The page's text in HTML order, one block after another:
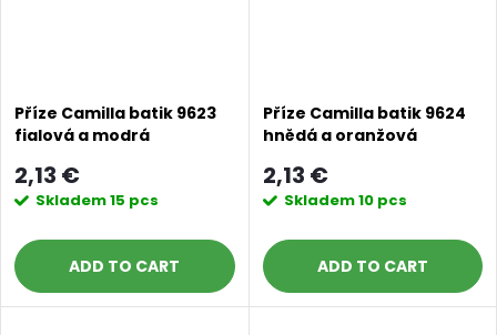
Příze Camilla batik 9623
fialová a modrá
2,13 €
Skladem15 pcs
ADD TO CART
Příze Camilla batik 9624
hnědá a oranžová
2,13 €
Skladem10 pcs
ADD TO CART